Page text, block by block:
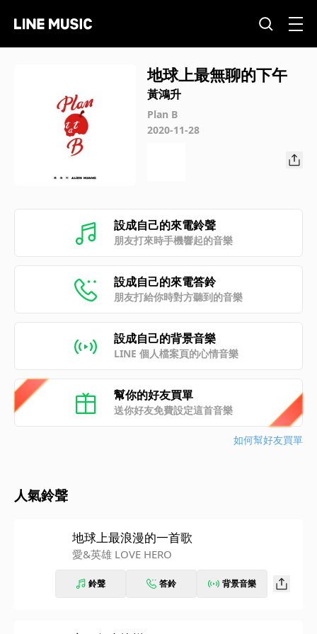
地球上最無聊的下午
黃鴻升
Plan B
2020-11-28
設成自己的來電鈴聲
朋友打來時手機響起的音樂
設成自己的來電答鈴
朋友打給你時對方聽到的音樂
設成自己的背景音樂
LINE 個人檔案頁的心情音樂
幫你的好友買單
送你好友免費設定這首音樂
如何幫好友買單
人氣鈴聲
地球上最浪漫的一首歌
愛&英雄 LOVE HERO
鈴聲 答鈴 背景音樂